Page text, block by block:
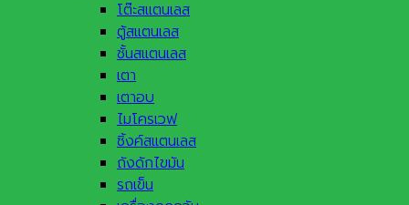
โต๊ะสแตนเลส
ตู้สแตนเลส
ชั้นสแตนเลส
เตา
เตาอบ
ไมโครเวฟ
ซิ้งค์สแตนเลส
ถังดักไขมัน
รถเข็น